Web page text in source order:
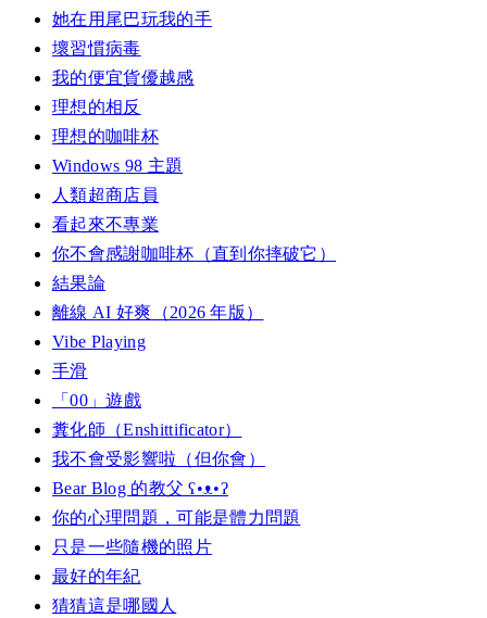
她在用尾巴玩我的手
壞習慣病毒
我的便宜貨優越感
理想的相反
理想的咖啡杯
Windows 98 主題
人類超商店員
看起來不專業
你不會感謝咖啡杯（直到你摔破它）
結果論
離線 AI 好爽（2026 年版）
Vibe Playing
手滑
「00」遊戲
糞化師（Enshittificator）
我不會受影響啦（但你會）
Bear Blog 的教父 ʕ•ᴥ•ʔ
你的心理問題，可能是體力問題
只是一些隨機的照片
最好的年紀
猜猜這是哪國人